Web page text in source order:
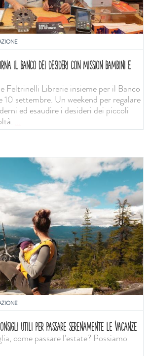
IL BANCO DEI DESIDERI CON MISSION BAMBINI E
Feltrinelli Librerie insieme per il Banco
10 settembre. Un weekend per regalare
ed esaudire i desideri dei piccoli
...
UTILI PER PASSARE SERENAMENTE LE VACANZE
come passare l'estate? Possiamo